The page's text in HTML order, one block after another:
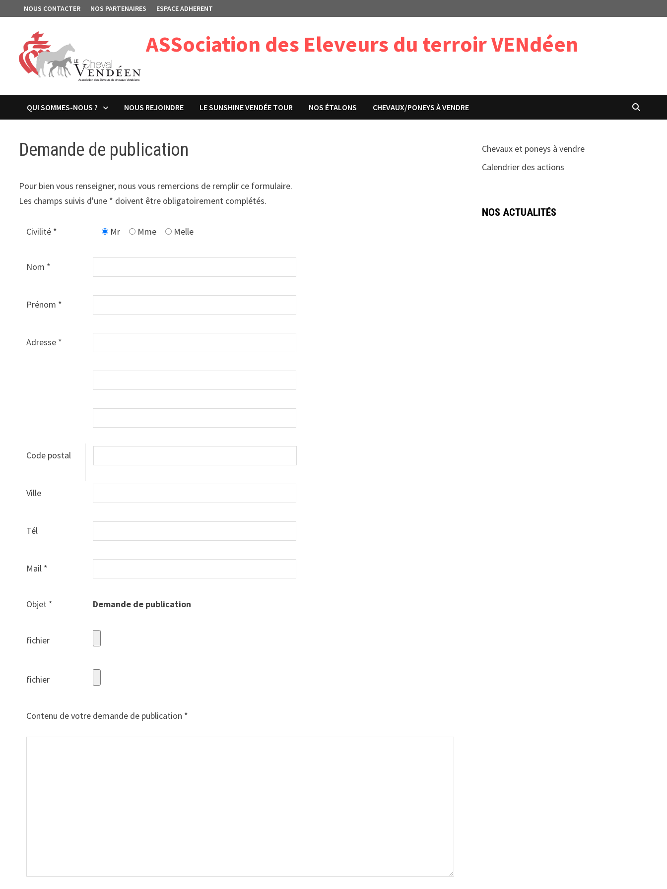
au
NOUS CONTACTER NOS PARTENAIRES ESPACE ADHERENT
ASSociation des Eleveurs du terroir VENdéen
QUI SOMMES-NOUS ? NOUS REJOINDRE LE SUNSHINE VENDÉE TOUR NOS ÉTALONS CHEVAUX/PONEYS À VENDRE
Demande de publication
Pour bien vous renseigner, nous vous remercions de remplir ce formulaire.
Les champs suivis d'une * doivent être obligatoirement complétés.
Civilité * Mr Mme Melle
Nom *
Prénom *
Adresse *
Code postal
Ville
Tél
Mail *
Objet * Demande de publication
fichier
fichier
Contenu de votre demande de publication *
Chevaux et poneys à vendre
Calendrier des actions
NOS ACTUALITÉS